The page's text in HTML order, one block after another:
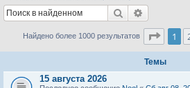
Поиск
Найдено более 1000 результатов 1
Темы
15 августа 2026